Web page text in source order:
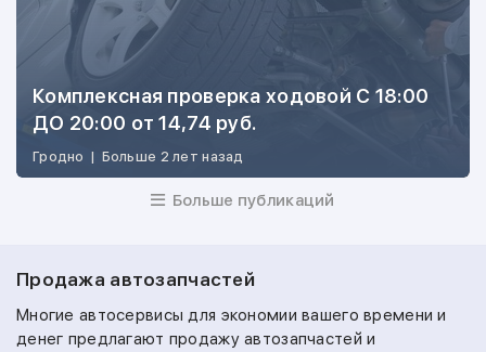
Комплексная проверка ходовой С 18:00
ДО 20:00 от 14,74 руб.
Гродно | Больше 2 лет назад
Больше публикаций
Продажа автозапчастей
Многие автосервисы для экономии вашего времени и
денег предлагают продажу автозапчастей и